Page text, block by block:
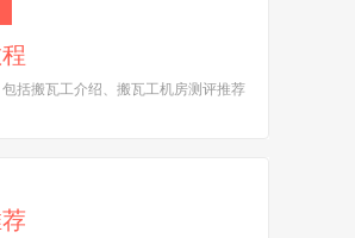
括搬瓦工介绍、搬瓦工机房测评推荐